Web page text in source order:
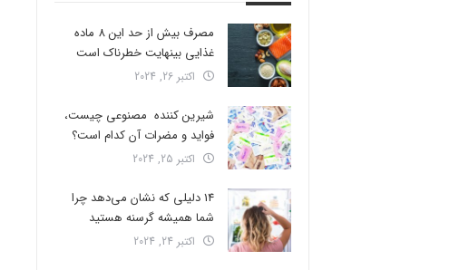
مصرف بیش از حد این 8 ماده
غذایی بینهایت خطرناک است
اکتبر 26, 2024
شیرین کننده مصنوعی چیست،
فواید و مضرات آن کدام است؟
اکتبر 25, 2024
14 دلیلی که نشان می‌دهد چرا
شما همیشه گرسنه هستید
اکتبر 24, 2024